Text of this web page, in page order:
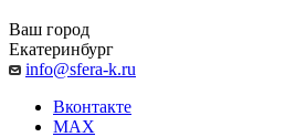
Ваш город
Екатеринбург
info@sfera-k.ru
Вконтакте
MAX